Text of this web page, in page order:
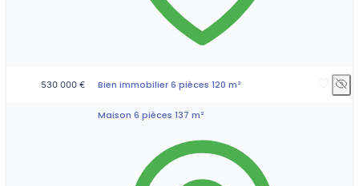
530 000 € Bien immobilier 6 pièces 120 m²
Maison 6 pièces 137 m²